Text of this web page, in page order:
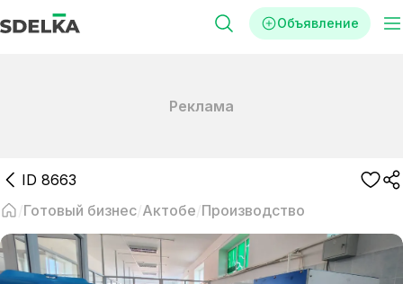
Объявление
Реклама
ID 8663
Готовый бизнес Актобе Производство